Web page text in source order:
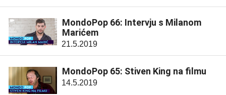
MondoPop 66: Intervju s Milanom
Marićem
21.5.2019
MondoPop 65: Stiven King na filmu
14.5.2019